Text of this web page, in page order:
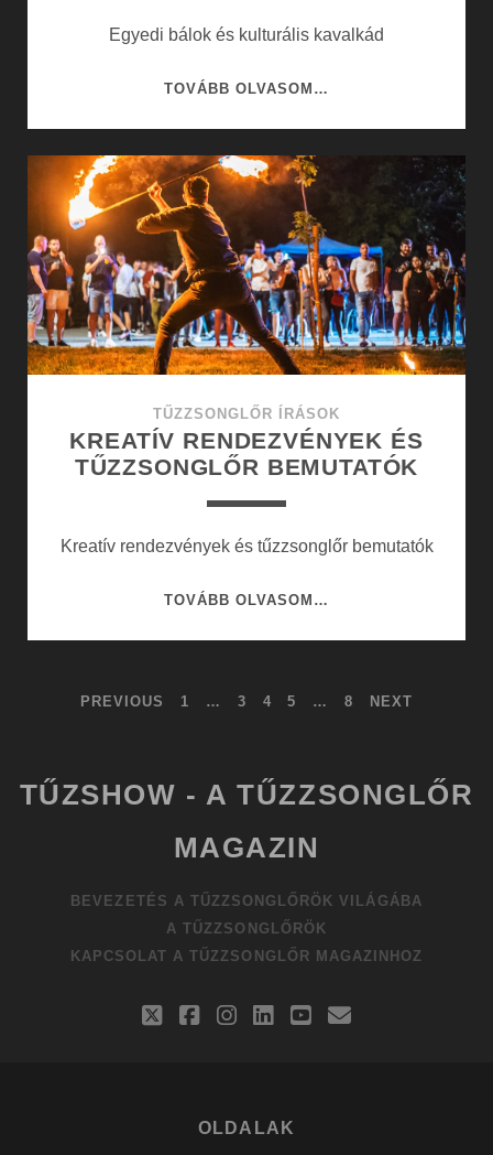
Egyedi bálok és kulturális kavalkád
TOVÁBB OLVASOM…
KULTURÁLIS
KAVALKÁD
TŰZZSONGLŐR ÍRÁSOK
KREATÍV RENDEZVÉNYEK ÉS
TŰZZSONGLŐR BEMUTATÓK
Kreatív rendezvények és tűzzsonglőr bemutatók
TOVÁBB OLVASOM…
BEMUTATÓK
BEJEGYZÉSEK
PREVIOUS 1 … 3 4 5 … 8 NEXT
TŰZSHOW - A TŰZZSONGLŐR
MAGAZIN
BEVEZETÉS A TŰZZSONGLŐRÖK VILÁGÁBA
A TŰZZSONGLŐRÖK
KAPCSOLAT A TŰZZSONGLŐR MAGAZINHOZ
twitterfacebook
instagram
linkedin
youtube
email
OLDALAK